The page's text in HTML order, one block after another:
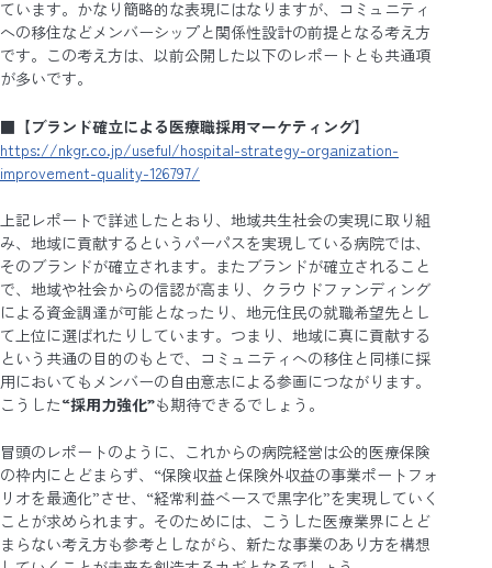
ています。かなり簡略的な表現にはなりますが、コミュニティ
への移住などメンバーシップと関係性設計の前提となる考え方
です。この考え方は、以前公開した以下のレポートとも共通項
が多いです。
■ 【ブランド確立による医療職採用マーケティング】
https://nkgr.co.jp/useful/hospital-strategy-organization-
improvement-quality-126797/
上記レポートで詳述したとおり、地域共生社会の実現に取り組
み、地域に貢献するというパーパスを実現している病院では、
そのブランドが確立されます。またブランドが確立されること
で、地域や社会からの信認が高まり、クラウドファンディング
による資金調達が可能となったり、地元住民の就職希望先とし
て上位に選ばれたりしています。つまり、地域に真に貢献する
という共通の目的のもとで、コミュニティへの移住と同様に採
用においてもメンバーの自由意志による参画につながります。
こうした“採用力強化”も期待できるでしょう。
冒頭のレポートのように、これからの病院経営は公的医療保険
の枠内にとどまらず、“保険収益と保険外収益の事業ポートフォ
リオを最適化”させ、“経常利益ベースで黒字化”を実現していく
ことが求められます。そのためには、こうした医療業界にとど
まらない考え方も参考としながら、新たな事業のあり方を構想